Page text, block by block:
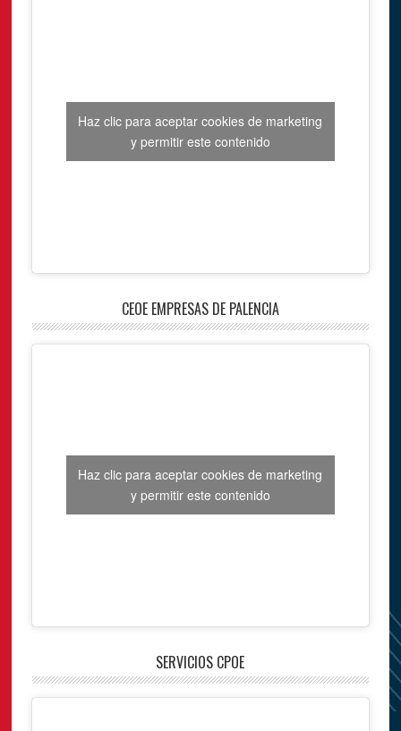
Haz clic para aceptar cookies de marketing
y permitir este contenido
CEOE EMPRESAS DE PALENCIA
Haz clic para aceptar cookies de marketing
y permitir este contenido
SERVICIOS CPOE